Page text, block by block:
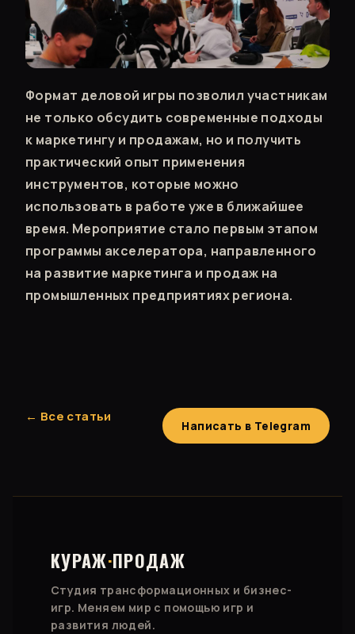
Формат деловой игры позволил участникам
не только обсудить современные подходы
к маркетингу и продажам, но и получить
практический опыт применения
инструментов, которые можно
использовать в работе уже в ближайшее
время. Мероприятие стало первым этапом
программы акселератора, направленного
на развитие маркетинга и продаж на
промышленных предприятиях региона.
← Все статьи
Написать в Telegram
КУРАЖ·ПРОДАЖ
Студия трансформационных и бизнес-
игр. Меняем мир с помощью игр и
развития людей.